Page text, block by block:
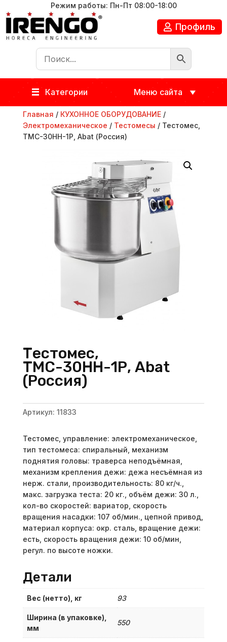
Режим работы: Пн-Пт 08:00-18:00
Профиль
Категории Меню сайта
Главная / КУХОННОЕ ОБОРУДОВАНИЕ/
Электромеханическое / Тестомесы / Тестомес,
ТМС-30НН-1Р, Abat (Россия)
Тестомес,
ТМС-30НН-1Р, Abat
(Россия)
Артикул: 11833
Тестомес, управление: электромеханическое,
тип тестомеса: спиральный, механизм
поднятия головы: траверса неподъёмная,
механизм крепления дежи: дежа несъёмная из
нерж. стали, производительность: 80 кг/ч.,
макс. загрузка теста: 20 кг., объём дежи: 30 л.,
кол-во скоростей: вариатор, скорость
вращения насадки: 107 об/мин., цепной привод,
материал корпуса: окр. сталь, вращение дежи:
есть, скорость вращения дежи: 10 об/мин,
регул. по высоте ножки.
Детали
Вес (нетто), кг 93
Ширина (в упаковке),
мм
550